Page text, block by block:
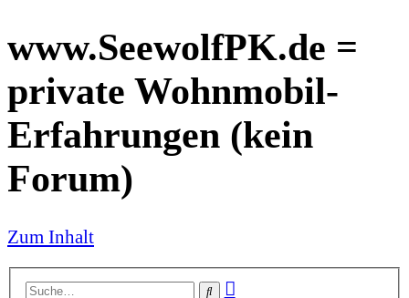
www.SeewolfPK.de =
private Wohnmobil-
Erfahrungen (kein
Forum)
Zum Inhalt
SucheErweiterte